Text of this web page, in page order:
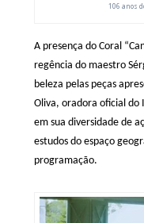
106 anos
A presença do Coral
regência do maestro
beleza pelas peças
Oliva, oradora oficial do
em sua diversidade de
estudos do espaço
programação.